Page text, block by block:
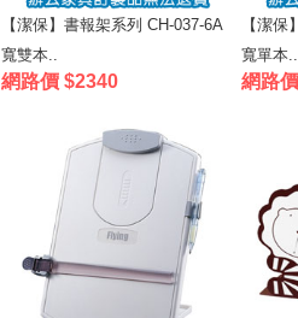
【潔保】書報架系列 CH-037-6A
寬雙本..
網路價 $2340
【潔
寬單本..
網路